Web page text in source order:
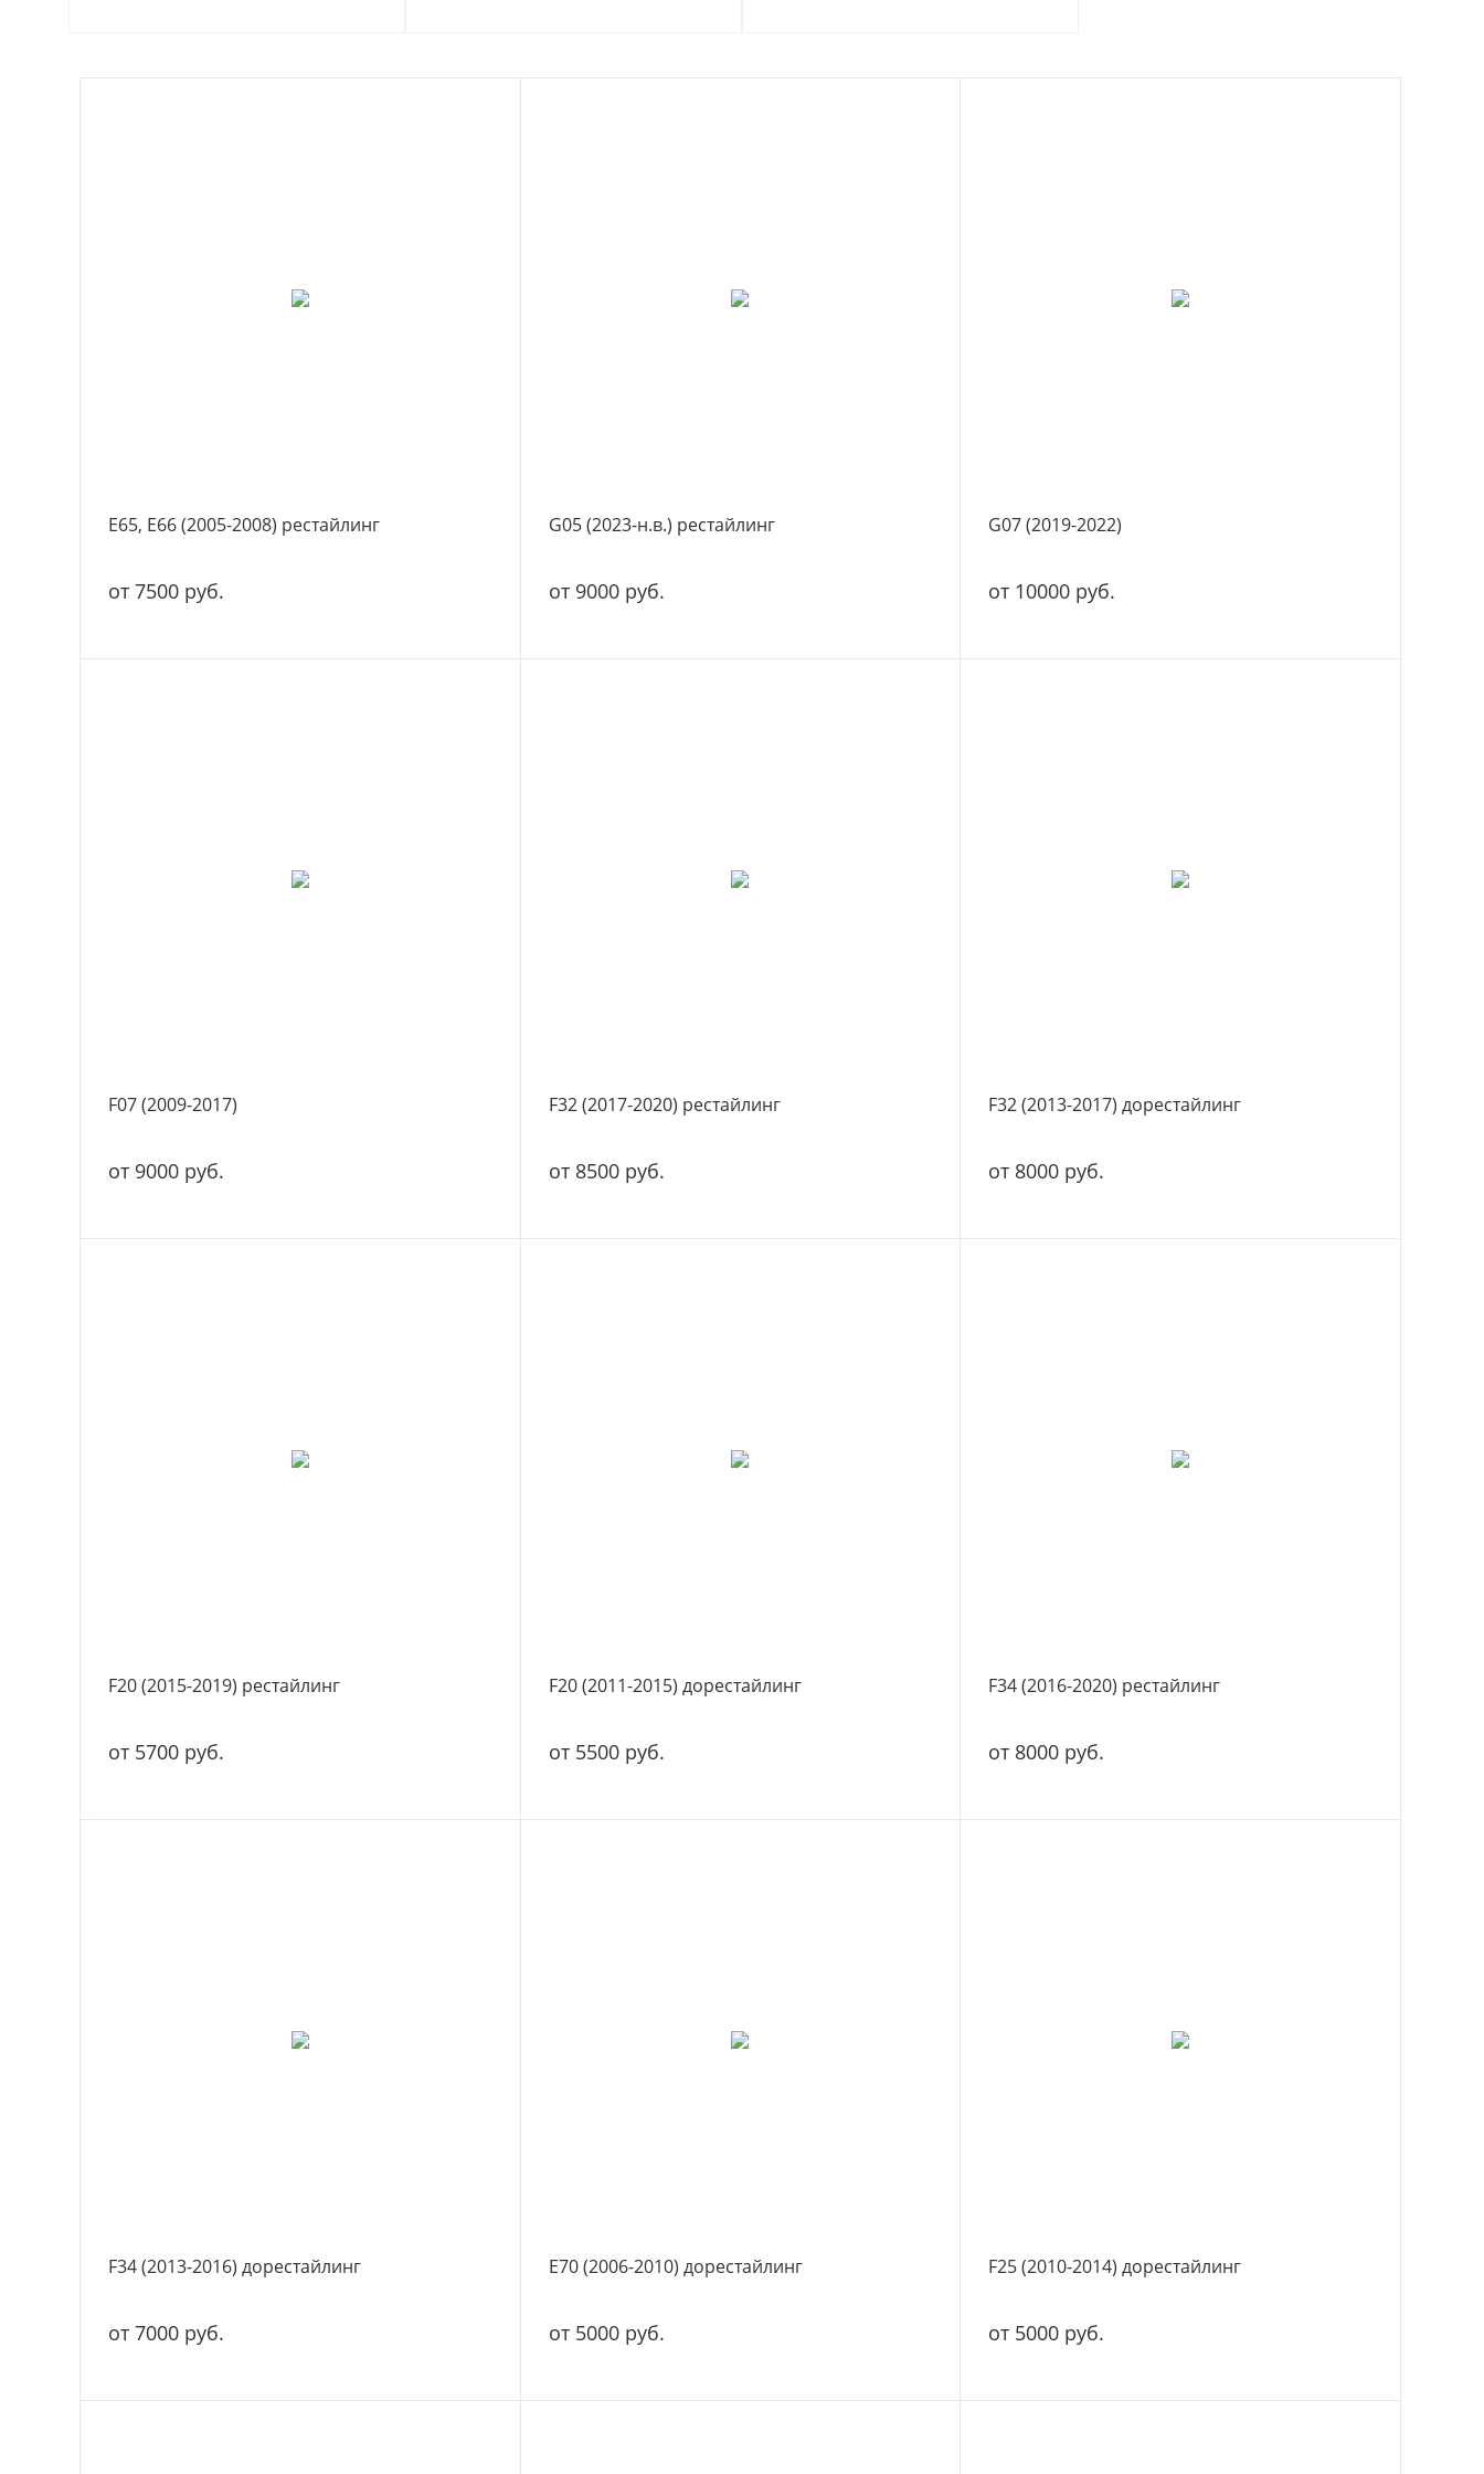
E65, E66 (2005-2008) рестайлинг
от 7500 руб.
G05 (2023-н.в.) рестайлинг
от 9000 руб.
G07 (2019-2022)
от 10000 руб.
F07 (2009-2017)
от 9000 руб.
F32 (2017-2020) рестайлинг
от 8500 руб.
F32 (2013-2017) дорестайлинг
от 8000 руб.
F20 (2015-2019) рестайлинг
от 5700 руб.
F20 (2011-2015) дорестайлинг
от 5500 руб.
F34 (2016-2020) рестайлинг
от 8000 руб.
F34 (2013-2016) дорестайлинг
от 7000 руб.
E70 (2006-2010) дорестайлинг
от 5000 руб.
F25 (2010-2014) дорестайлинг
от 5000 руб.